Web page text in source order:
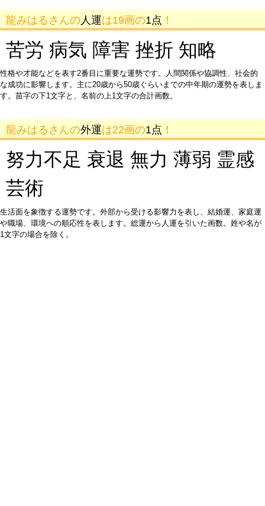
龍みはるさんの 人運は19画の1点 ！
苦労 病気 障害 挫折 知略
性格や才能などを表す2番目に重要な運勢です。人間関係や協調性、社会的
な成功に影響します。主に20歳から50歳ぐらいまでの中年期の運勢を表しま
す。苗字の下1文字と、名前の上1文字の合計画数。
龍みはるさんの外運は22画の1点 ！
努力不足 衰退 無力 薄弱 霊感
芸術
生活面を象徴する運勢です。外部から受ける影響力を表し、結婚運、家庭運
や職場、環境への順応性を表します。総運から人運を引いた画数。姓や名が
1文字の場合を除く。